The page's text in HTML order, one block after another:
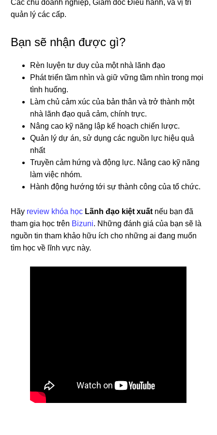
Các chủ doanh nghiệp, Giám đốc Điều hành, và vị trí
quản lý các cấp.
Bạn sẽ nhận được gì?
Rèn luyện tư duy của một nhà lãnh đạo
Phát triển tầm nhìn và giữ vững tầm nhìn trong mọi
tình huống.
Làm chủ cảm xúc của bản thân và trở thành một
nhà lãnh đạo quả cảm, chính trực.
Nâng cao kỹ năng lập kế hoạch chiến lược.
Quản lý dự án, sử dụng các nguồn lực hiệu quả
nhất
Truyền cảm hứng và động lực. Nâng cao kỹ năng
làm việc nhóm.
Hành động hướng tới sự thành công của tổ chức.
Hãy review khóa học Lãnh đạo kiệt xuất nếu bạn đã
tham gia học trên Bizuni. Những đánh giá của bạn sẽ là
nguồn tin tham khảo hữu ích cho những ai đang muốn
tìm học về lĩnh vực này.